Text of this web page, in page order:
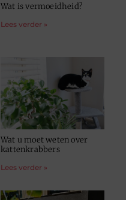
Wat is vermoeidheid?
Lees verder »
Wat u moet weten over
kattenkrabbers
Lees verder »